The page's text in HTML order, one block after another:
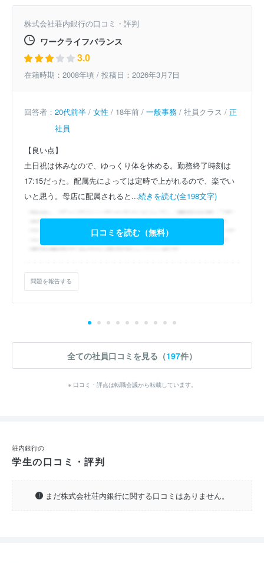
株式会社荘内銀行の口コミ・評判
ワークライフバランス
3.0
在籍時期：2008年頃 / 投稿日：2026年3月7日
回答者： 20代前半 / 女性 / 18年前 / 一般事務 / 社員クラス / 正
社員
【良い点】
土日祝は休みなので、ゆっくり体を休める。勤務終了時刻は
17:15だった。配属先によっては定時で上がれるので、楽でい
いと思う。母店に配属されると...続きを読む(全198文字)
口コミを読む（無料）
問題を報告する
全ての社員口コミを見る（197件）
※ 口コミ・評点は転職会議から転載しています。
荘内銀行の
学生の口コミ・評判
まだ株式会社荘内銀行に関する口コミはありません。